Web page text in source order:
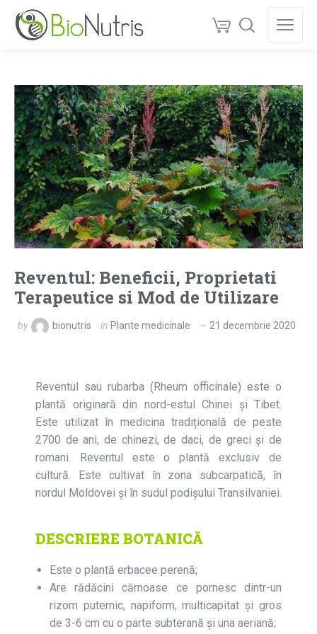
Reventul: Beneficii, Proprietati
Terapeutice si Mod de Utilizare
by bionutris in Plante medicinale 21 decembrie 2020
Reventul sau rubarba (Rheum officinale) este o
plantă originară din nord-estul Chinei şi Tibet.
Este utilizat în medicina tradițională de peste
2700 de ani, de chinezi, de daci, de greci şi de
romani. Reventul este o plantă exclusiv de
cultură. Este cultivat în zona subcarpatică, în
nordul Moldovei şi în sudul podişului Transilvaniei.
DESCRIERE BOTANICĂ
Este o plantă erbacee perenă;
Are rădăcini cărnoase ce pornesc dintr-un
rizom puternic, napiform, multicapitat și gros
de 3-6 cm cu o parte subterană şi una aeriană;